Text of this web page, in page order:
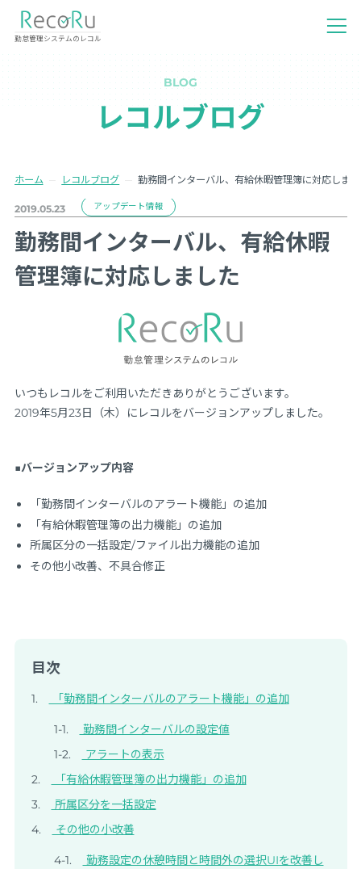
勤怠管理システムのレコル
BLOG
レコルブログ
ホーム レコルブログ 勤務間インターバル、有給休暇管理簿に対応しま
2019.05.23 アップデート情報
勤務間インターバル、有給休暇
管理簿に対応しました
いつもレコルをご利用いただきありがとうございます。
2019年5月23日（木）にレコルをバージョンアップしました。
■バージョンアップ内容
「勤務間インターバルのアラート機能」の追加
「有給休暇管理簿の出力機能」の追加
所属区分の一括設定/ファイル出力機能の追加
その他小改善、不具合修正
目次
「勤務間インターバルのアラート機能」の追加
勤務間インターバルの設定値
アラートの表示
「有給休暇管理簿の出力機能」の追加
所属区分を一括設定
その他の小改善
勤務設定の休憩時間と時間外の選択UIを改善し